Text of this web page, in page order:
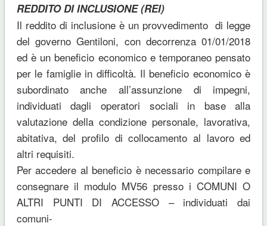
REDDITO DI INCLUSIONE (REI)
Il reddito di inclusione è un provvedimento di legge
del governo Gentiloni, con decorrenza 01/01/2018
ed è un beneficio economico e temporaneo pensato
per le famiglie in difficoltà. Il beneficio economico è
subordinato anche all’assunzione di impegni,
individuati dagli operatori sociali in base alla
valutazione della condizione personale, lavorativa,
abitativa, del profilo di collocamento al lavoro ed
altri requisiti.
Per accedere al beneficio è necessario compilare e
consegnare il modulo MV56 presso i COMUNI O
ALTRI PUNTI DI ACCESSO – individuati dai
comuni-